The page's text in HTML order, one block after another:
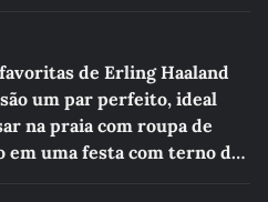
de Erling Haaland
um par perfeito, ideal
na praia com roupa de
em uma festa com terno de